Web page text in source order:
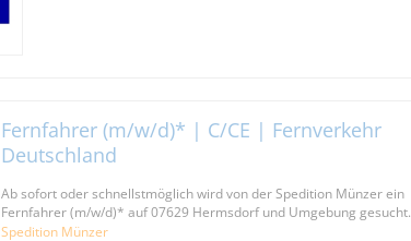
Fernfahrer (m/w/d)* | C/CE | Fernverkehr
Deutschland
Ab sofort oder schnellstmöglich wird von der Spedition Münzer ein
Fernfahrer (m/w/d)* auf 07629 Hermsdorf und Umgebung gesucht.
Spedition Münzer